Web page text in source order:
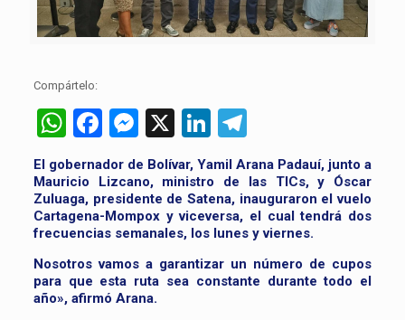
Compártelo:
WhatsApp
Facebook
Messenger
X LinkedIn
Telegram
El gobernador de Bolívar, Yamil Arana Padauí, junto a
Mauricio Lizcano, ministro de las TICs, y Óscar
Zuluaga, presidente de Satena, inauguraron el vuelo
Cartagena-Mompox y viceversa, el cual tendrá dos
frecuencias semanales, los lunes y viernes.
Nosotros vamos a garantizar un número de cupos
para que esta ruta sea constante durante todo el
año», afirmó Arana.